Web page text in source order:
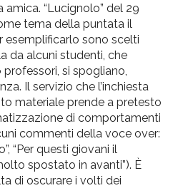
“Lucignolo” del 29
tema della puntata il
sono scelti
da alcuni studenti, che
si spogliano,
Il servizio che l’inchiesta
materiale prende a pretesto
di comportamenti
commenti della voce over:
“Per questi giovani il
spostato in avanti”). È
di oscurare i volti dei